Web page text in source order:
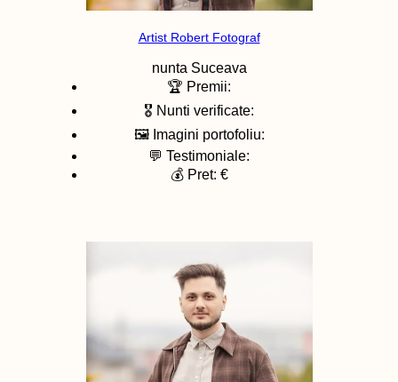
Artist Robert Fotograf
nunta Suceava
🏆 Premii:
🎖️ Nunti verificate:
🖼️ Imagini portofoliu:
💬 Testimoniale:
💰 Pret: €